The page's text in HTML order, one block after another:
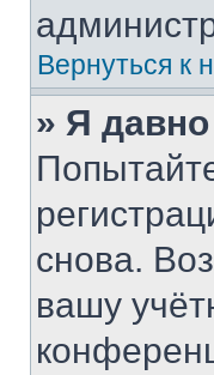
Вернуться к
» Я
снова.
вашу